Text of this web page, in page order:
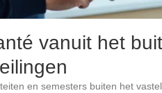
vanuit het
en semesters buiten het